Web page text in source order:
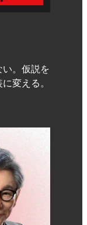
い。仮説を
変える。